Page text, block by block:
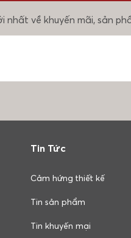
về khuyến mãi, sản
Tin Tức
Cảm hứng thiết kế
Tin sản phẩm
Tin khuyến mại